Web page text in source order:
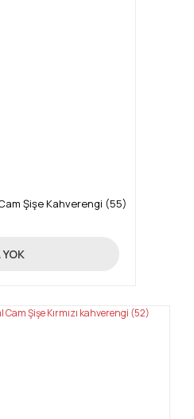
Şişe Kahverengi (55)